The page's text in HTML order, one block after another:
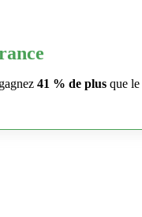
41 % de plus que